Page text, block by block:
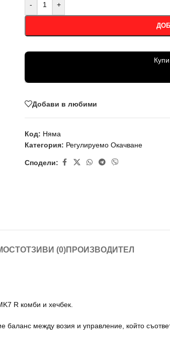
- +
Добави в любими
Код: Няма
Категория: Регулируемо Окачване
Сподели:
ОТЗИВИ (0)ПРОИЗВОДИТЕЛ
R комби и хечбек.
между возия и управление, който